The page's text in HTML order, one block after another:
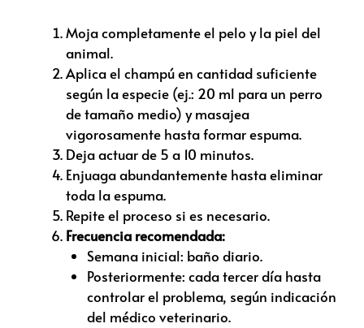
Moja completamente el pelo y la piel del
animal.
Aplica el champú en cantidad suficiente
según la especie (ej.: 20 ml para un perro
de tamaño medio) y masajea
vigorosamente hasta formar espuma.
Deja actuar de 5 a 10 minutos.
Enjuaga abundantemente hasta eliminar
toda la espuma.
Repite el proceso si es necesario.
Frecuencia recomendada:
Semana inicial: baño diario.
Posteriormente: cada tercer día hasta
controlar el problema, según indicación
del médico veterinario.